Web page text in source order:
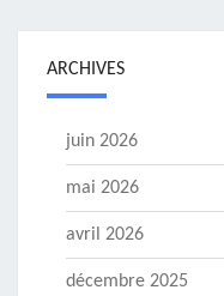
ARCHIVES
juin 2026
mai 2026
avril 2026
décembre 2025